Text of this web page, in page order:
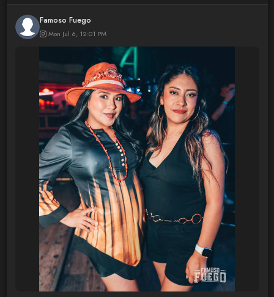
Famoso Fuego
Mon Jul 6, 12:01 PM